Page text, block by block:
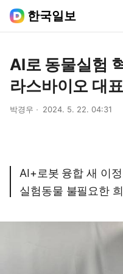
한국일보
AI로 동물실험
라스바이오 대표
박경우 2024. 5. 22. 04:31
AI+로봇 융합 새 이
실험동물 불필요한